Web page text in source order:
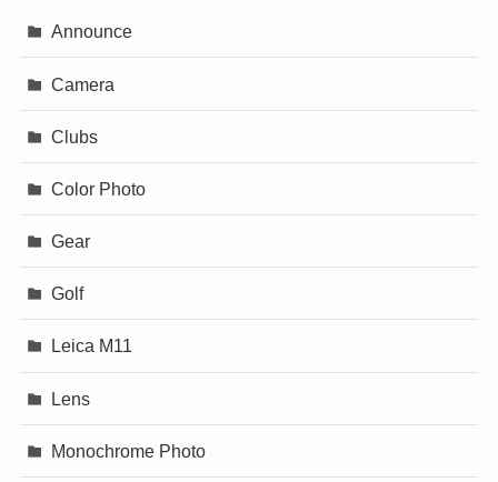
Announce
Camera
Clubs
Color Photo
Gear
Golf
Leica M11
Lens
Monochrome Photo